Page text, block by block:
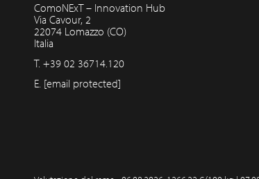
ComoNExT – Innovation Hub
Via Cavour, 2
22074 Lomazzo (CO)
Italia
T. +39 02 36714.120
E. [email protected]